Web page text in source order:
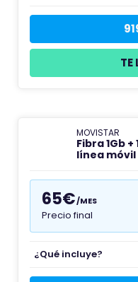
TE
MOVISTAR
Fibra 1Gb
línea móvil
65€/MES
Precio final
¿Qué incluye?